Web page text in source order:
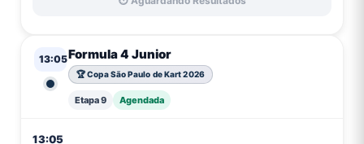
13:05Formula 4 Junior
🏆 Copa São Paulo de Kart 2026
Etapa 9 Agendada
13:05